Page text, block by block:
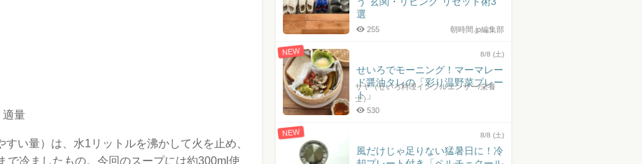
量
い量）は、水1リットルを沸かして火を止め、
で冷ましたもの。今回のスープには約300ml使
選
朝時間.jp編集部
255
NEW 8/8 (土)
せいろでモーニング！マーマレー
ド醤油タレの「彩り温野菜プレー
ト」
サヤ（せいろ料理インフルエンサー/栄養
士）
530
NEW 8/8 (土)
風だけじゃ足りない猛暑日に！冷